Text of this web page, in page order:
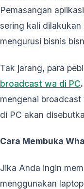
Pemasangan
sering kali dilakukan
mengurusi bisnis
Tak jarang, para
broadcast wa di PC.
mengenai
di PC akan
Cara Membuka
Jika Anda ingin
menggunakan